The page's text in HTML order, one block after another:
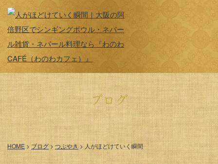
ブログ
HOME >ブログ>つぶやき > 人がほどけていく瞬間